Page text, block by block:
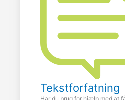
Tekstforfatning